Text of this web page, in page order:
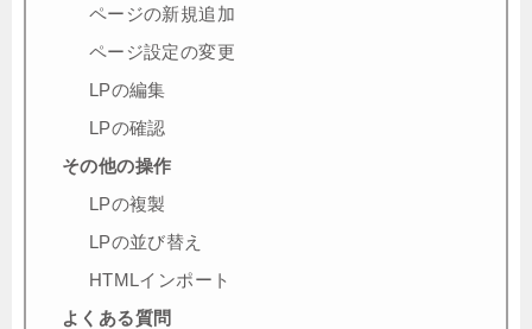
ページの新規追加
ページ設定の変更
LPの編集
LPの確認
その他の操作
LPの複製
LPの並び替え
HTMLインポート
よくある質問